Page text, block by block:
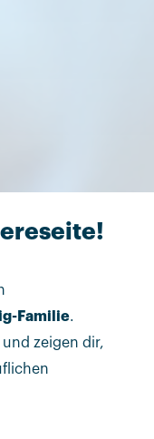
Familie.
zeigen dir,